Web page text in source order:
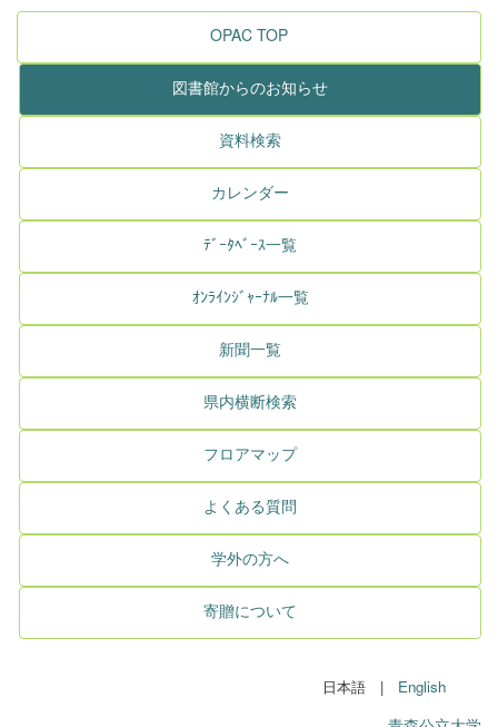
OPAC TOP
図書館からのお知らせ
資料検索
カレンダー
ﾃﾞｰﾀﾍﾞｰｽ一覧
ｵﾝﾗｲﾝｼﾞｬｰﾅﾙ一覧
新聞一覧
県内横断検索
フロアマップ
よくある質問
学外の方へ
寄贈について
日本語 | English